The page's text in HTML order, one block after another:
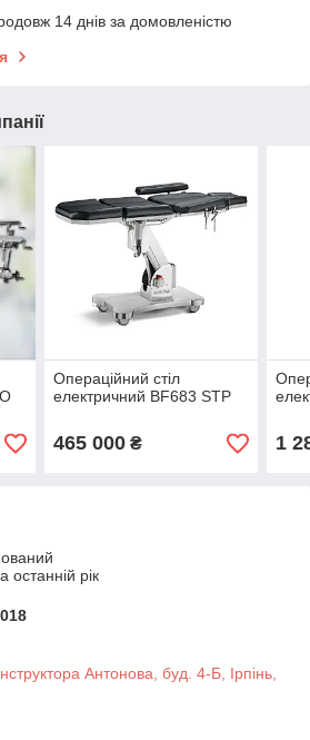
14 днів за домовленістю
Операційний стіл
електричний BF683 STP
465 000₴ 1
останній рік
Антонова, буд. 4-Б, Ірпінь,